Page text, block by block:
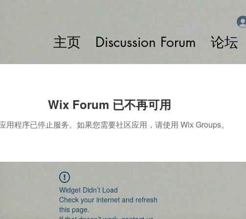
主页 Discussion Forum 论坛
Wix Forum 已不再可用
用程序已停止服务。如果您需要社区应用，请使用 Wix Groups。
Widget Didn’t Load
Check your internet and refresh
this page.